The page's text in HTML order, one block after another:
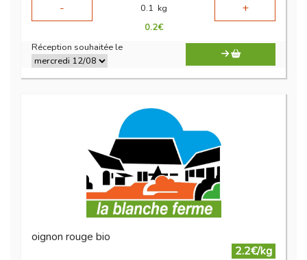
-
0.1 kg +
0.2€
Réception souhaitée le
oignon rouge bio
2.2€/kg